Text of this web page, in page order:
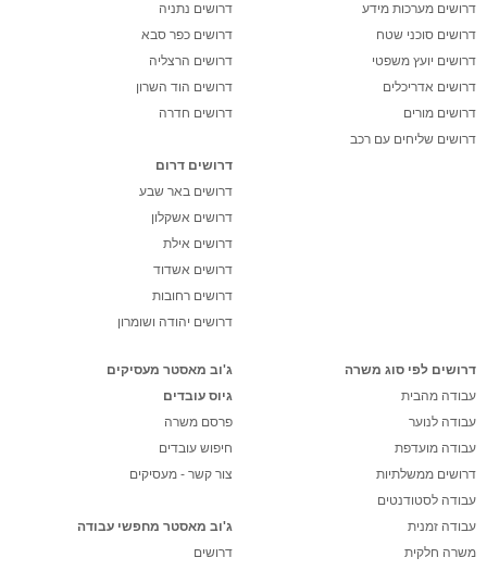
דרושים מערכות מידע
דרושים סוכני שטח
דרושים יועץ משפטי
דרושים אדריכלים
דרושים מורים
דרושים שליחים עם רכב
דרושים נתניה
דרושים כפר סבא
דרושים הרצליה
דרושים הוד השרון
דרושים חדרה
דרושים דרום
דרושים באר שבע
דרושים אשקלון
דרושים אילת
דרושים אשדוד
דרושים רחובות
דרושים יהודה ושומרון
דרושים לפי סוג משרה
עבודה מהבית
עבודה לנוער
עבודה מועדפת
דרושים ממשלתיות
עבודה לסטודנטים
עבודה זמנית
משרה חלקית
ג'וב מאסטר מעסיקים
גיוס עובדים
פרסם משרה
חיפוש עובדים
צור קשר - מעסיקים
ג'וב מאסטר מחפשי עבודה
דרושים